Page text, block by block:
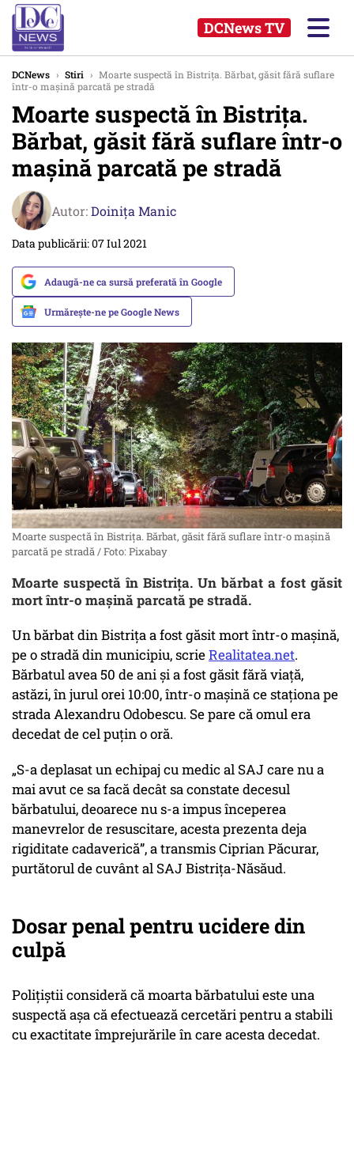
DCNews TV
DCNews › Stiri › Moarte suspectă în Bistrița. Bărbat, găsit fără suflare
într-o mașină parcată pe stradă
Moarte suspectă în Bistrița.
Bărbat, găsit fără suflare într-o
mașină parcată pe stradă
Autor:Doinița Manic
Data publicării: 07 Iul 2021
Adaugă-ne ca sursă preferată în Google
Urmărește-ne pe Google News
Moarte suspectă în Bistrița. Bărbat, găsit fără suflare într-o mașină
parcată pe stradă / Foto: Pixabay
Moarte suspectă în Bistrița. Un bărbat a fost găsit
mort într-o mașină parcată pe stradă.
Un bărbat din Bistrița a fost găsit mort într-o mașină,
pe o stradă din municipiu, scrieRealitatea.net.
Bărbatul avea 50 de ani și a fost găsit fără viață,
astăzi, în jurul orei 10:00, într-o mașină ce staționa pe
strada Alexandru Odobescu. Se pare că omul era
decedat de cel puțin o oră.
„S-a deplasat un echipaj cu medic al SAJ care nu a
mai avut ce sa facă decât sa constate decesul
bărbatului, deoarece nu s-a impus începerea
manevrelor de resuscitare, acesta prezenta deja
rigiditate cadaverică”, a transmis Ciprian Păcurar,
purtătorul de cuvânt al SAJ Bistrița-Năsăud.
Dosar penal pentru ucidere din
culpă
Polițiștii consideră că moarta bărbatului este una
suspectă așa că efectuează cercetări pentru a stabili
cu exactitate împrejurările în care acesta decedat.